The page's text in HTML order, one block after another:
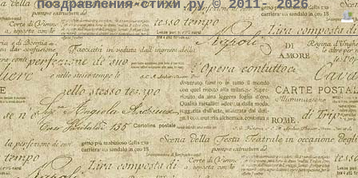
поздравления-стихи.ру © 2011- 2026